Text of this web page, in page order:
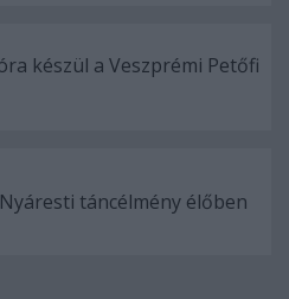
készül a Veszprémi Petőfi
táncélmény élőben